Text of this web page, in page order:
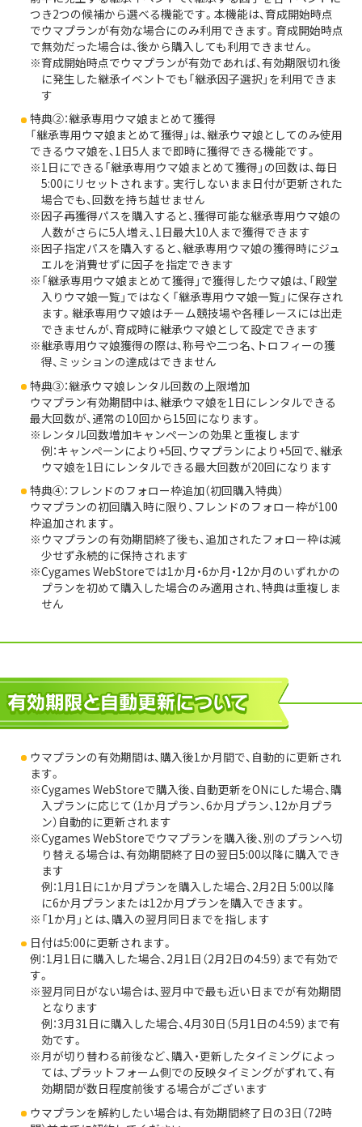
つき2つの候補から選べる機能です。本機能は、育成開始時点
でウマプランが有効な場合にのみ利用できます。育成開始時点
で無効だった場合は、後から購入しても利用できません。
育成開始時点でウマプランが有効であれば、有効期限切れ後
に発生した継承イベントでも「継承因子選択」を利用できま
す
特典②：継承専用ウマ娘まとめて獲得
「継承専用ウマ娘まとめて獲得」は、継承ウマ娘としてのみ使用
できるウマ娘を、1日5人まで即時に獲得できる機能です。
1日にできる「継承専用ウマ娘まとめて獲得」の回数は、毎日
5:00にリセットされます。実行しないまま日付が更新された
場合でも、回数を持ち越せません
因子再獲得パスを購入すると、獲得可能な継承専用ウマ娘の
人数がさらに5人増え、1日最大10人まで獲得できます
因子指定パスを購入すると、継承専用ウマ娘の獲得時にジュ
エルを消費せずに因子を指定できます
「継承専用ウマ娘まとめて獲得」で獲得したウマ娘は、「殿堂
入りウマ娘一覧」ではなく「継承専用ウマ娘一覧」に保存され
ます。継承専用ウマ娘はチーム競技場や各種レースには出走
できませんが、育成時に継承ウマ娘として設定できます
継承専用ウマ娘獲得の際は、称号や二つ名、トロフィーの獲
得、ミッションの達成はできません
特典③：継承ウマ娘レンタル回数の上限増加
ウマプラン有効期間中は、継承ウマ娘を1日にレンタルできる
最大回数が、通常の10回から15回になります。
レンタル回数増加キャンペーンの効果と重複します
例：キャンペーンにより+5回、ウマプランにより+5回で、継承
ウマ娘を1日にレンタルできる最大回数が20回になります
特典④：フレンドのフォロー枠追加（初回購入特典）
ウマプランの初回購入時に限り、フレンドのフォロー枠が100
枠追加されます。
ウマプランの有効期間終了後も、追加されたフォロー枠は減
少せず永続的に保持されます
Cygames WebStoreでは1か月・6か月・12か月のいずれかの
プランを初めて購入した場合のみ適用され、特典は重複しま
せん
ウマプランの有効期間は、購入後1か月間で、自動的に更新され
ます。
Cygames WebStoreで購入後、自動更新をONにした場合、購
入プランに応じて（1か月プラン、6か月プラン、12か月プラ
ン）自動的に更新されます
Cygames WebStoreでウマプランを購入後、別のプランへ切
り替える場合は、有効期間終了日の翌日5:00以降に購入でき
ます
例：1月1日に1か月プランを購入した場合、2月2日 5:00以降
に6か月プランまたは12か月プランを購入できます。
「1か月」とは、購入の翌月同日までを指します
日付は5:00に更新されます。
例：1月1日に購入した場合、2月1日（2月2日の4:59）まで有効で
す。
翌月同日がない場合は、翌月中で最も近い日までが有効期間
となります
例：3月31日に購入した場合、4月30日（5月1日の4:59）まで有
効です。
月が切り替わる前後など、購入・更新したタイミングによっ
ては、プラットフォーム側での反映タイミングがずれて、有
効期間が数日程度前後する場合がございます
ウマプランを解約したい場合は、有効期間終了日の3日（72時